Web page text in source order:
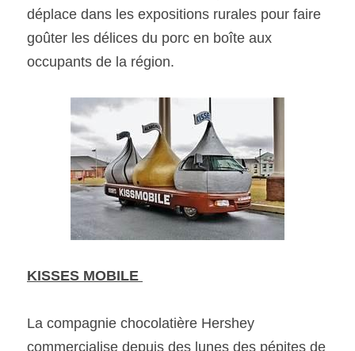
déplace dans les expositions rurales pour faire
goûter les délices du porc en boîte aux
occupants de la région.
KISSES MOBILE
La compagnie chocolatière Hershey
commercialise depuis des lunes des pépites de